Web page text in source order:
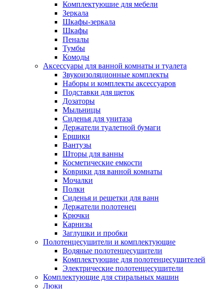
Комплектуюшие для мебели
Зеркала
Шкафы-зеркала
Шкафы
Пеналы
Тумбы
Комоды
Аксессуары для ванной комнаты и туалета
Звукоизоляционные комплекты
Наборы и комплекты аксессуаров
Подставки для щеток
Дозаторы
Мыльницы
Сиденья для унитаза
Держатели туалетной бумаги
Ершики
Вантузы
Шторы для ванны
Косметические емкости
Коврики для ванной комнаты
Мочалки
Полки
Сиденья и решетки для ванн
Держатели полотенец
Крючки
Карнизы
Заглушки и пробки
Полотенцесушители и комплектующие
Водяные полотенцесушители
Комплектующие для полотенцесушителей
Электрические полотенцесушители
Комплектующие для стиральных машин
Люки